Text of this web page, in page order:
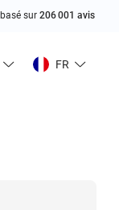
basé sur 206 001 avis
FR